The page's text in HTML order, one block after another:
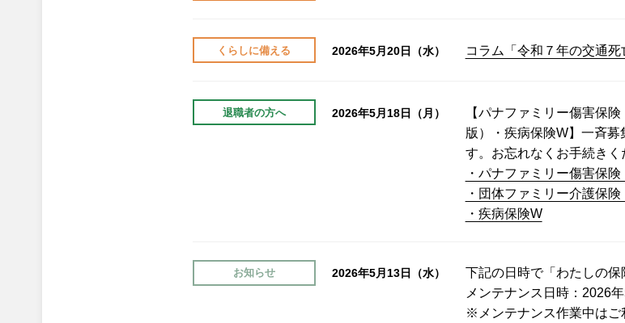
くらしに備える 2026年5月20日（水） コラム「令和７年の交通
退職者の方へ 2026年5月18日（月）
【パナファミリー傷害保
版）・疾病保険W】一斉
す。お忘れなくお手続きく
・パナファミリー傷害保険
・団体ファミリー介護保険
・疾病保険W
お知らせ 2026年5月13日（水）
下記の日時で「わたしの保
メンテナンス日時：2026
※メンテナンス作業中はご